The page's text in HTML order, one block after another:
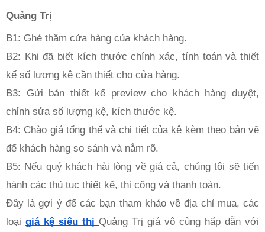
Quảng Trị
B1: Ghé thăm cửa hàng của khách hàng.
B2: Khi đã biết kích thước chính xác, tính toán và thiết
kế số lượng kệ cần thiết cho cửa hàng.
B3: Gửi bản thiết kế preview cho khách hàng duyệt,
chỉnh sửa số lượng kệ, kích thước kệ.
B4: Chào giá tổng thể và chi tiết của kệ kèm theo bản vẽ
để khách hàng so sánh và nắm rõ.
B5: Nếu quý khách hài lòng về giá cả, chúng tôi sẽ tiến
hành các thủ tục thiết kế, thi công và thanh toán.
Đây là gợi ý để các bạn tham khảo về địa chỉ mua, các
loại giá kệ siêu thị Quảng Trị giá vô cùng hấp dẫn với